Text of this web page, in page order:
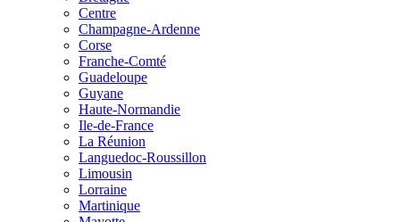
Centre
Champagne-Ardenne
Corse
Franche-Comté
Guadeloupe
Guyane
Haute-Normandie
Ile-de-France
La Réunion
Languedoc-Roussillon
Limousin
Lorraine
Martinique